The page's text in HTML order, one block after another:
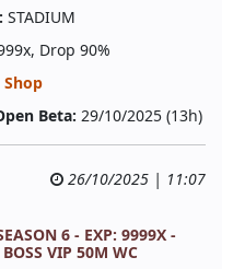
STADIUM
Drop 90%
Beta: 29/10/2025 (13h)
26/10/2025 | 11:07
6 - EXP: 9999X -
VIP 50M WC